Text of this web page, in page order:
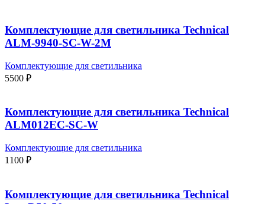
Комплектующие для светильника Technical
ALM-9940-SC-W-2M
Комплектующие для светильника
5500 ₽
Комплектующие для светильника Technical
ALM012EC-SC-W
Комплектующие для светильника
1100 ₽
Комплектующие для светильника Technical